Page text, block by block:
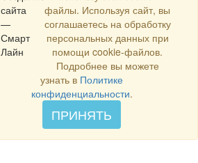
сайта
—
Смарт
Лайн
файлы. Используя сайт, вы
соглашаетесь на обработку
персональных данных при
помощи cookie-файлов.
Подробнее вы можете
узнать в Политике
конфиденциальности.
ПРИНЯТЬ